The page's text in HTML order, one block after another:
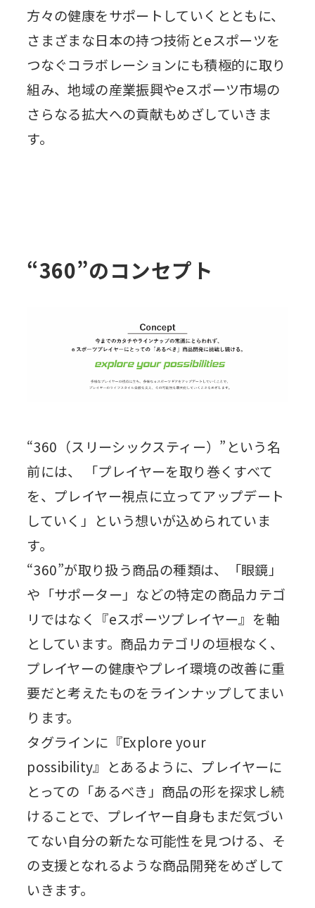
方々の健康をサポートしていくとともに、
さまざまな日本の持つ技術とeスポーツを
つなぐコラボレーションにも積極的に取り
組み、地域の産業振興やeスポーツ市場の
さらなる拡大への貢献もめざしていきま
す。
“360”のコンセプト
“360（スリーシックスティー）”という名
前には、 「プレイヤーを取り巻くすべて
を、プレイヤー視点に立ってアップデート
していく」という想いが込められていま
す。
“360”が取り扱う商品の種類は、「眼鏡」
や「サポーター」などの特定の商品カテゴ
リではなく『eスポーツプレイヤー』を軸
としています。商品カテゴリの垣根なく、
プレイヤーの健康やプレイ環境の改善に重
要だと考えたものをラインナップしてまい
ります。
タグラインに『Explore your
possibility』とあるように、プレイヤーに
とっての「あるべき」商品の形を探求し続
けることで、プレイヤー自身もまだ気づい
てない自分の新たな可能性を見つける、そ
の支援となれるような商品開発をめざして
いきます。